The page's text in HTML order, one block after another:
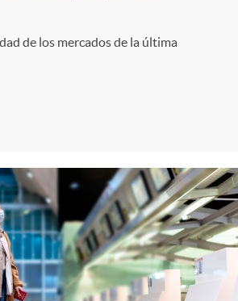
de los mercados de la última